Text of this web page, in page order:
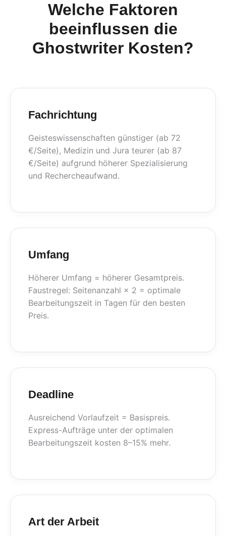
Welche Faktoren
beeinflussen die
Ghostwriter Kosten?
Fachrichtung
Geisteswissenschaften günstiger (ab 72
€/Seite), Medizin und Jura teurer (ab 87
€/Seite) aufgrund höherer Spezialisierung
und Rechercheaufwand.
Umfang
Höherer Umfang = höherer Gesamtpreis.
Faustregel: Seitenanzahl × 2 = optimale
Bearbeitungszeit in Tagen für den besten
Preis.
Deadline
Ausreichend Vorlaufzeit = Basispreis.
Express-Aufträge unter der optimalen
Bearbeitungszeit kosten 8–15% mehr.
Art der Arbeit